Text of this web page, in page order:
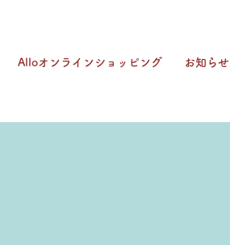
Alloオンラインショッピング お知らせ